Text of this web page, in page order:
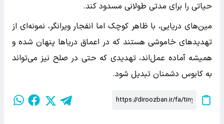
حیاتی را برای مدتی طولانی مسدود کند.
مین‌های دریایی، با ظاهر کوچک اما انفجار ویرانگر، نمونه‌ای از
تهدیدهای خاموشی هستند که در اعماق دریاها پنهان شده و
همیشه آماده عمل‌اند، تهدیدی که حتی در صلح نیز می‌تواند
به کابوس دشمنان تبدیل شود.